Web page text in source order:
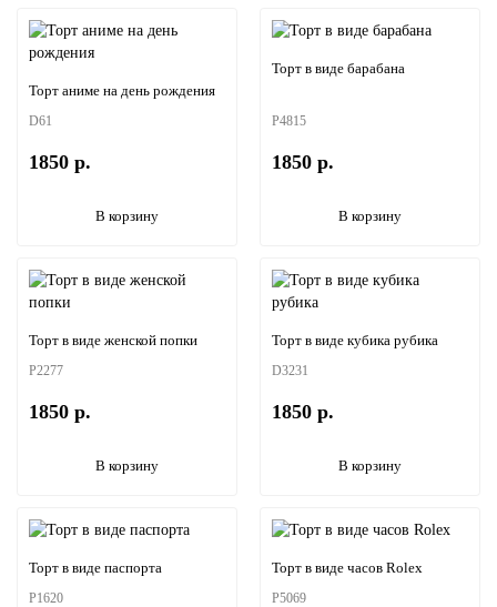
Торт аниме на день рождения
D61
1850 р.
В корзину
Торт в виде барабана
P4815
1850 р.
В корзину
Торт в виде женской попки
P2277
1850 р.
В корзину
Торт в виде кубика рубика
D3231
1850 р.
В корзину
Торт в виде паспорта
P1620
Торт в виде часов Rolex
P5069